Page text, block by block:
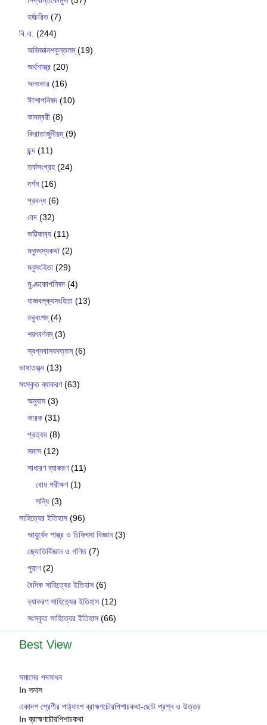
হর্ষচরিত(7)
বি.এ. (244)
অভিজ্ঞানশকুন্তলম্(19)
অর্থশাস্ত্র (20)
অলংকার (16)
ঈশোপনিষদ (10)
কাদম্বরী (8)
কিরাতার্জুনীয়ম্(9)
ছন্দ (11)
তর্কসংগ্রহ(24)
দর্শন(16)
প্রবন্ধ(6)
বেদ (32)
ভট্টিকাব‍্য (11)
মনুমৎস্যকথা (2)
মনুসংহিতা (29)
মুণ্ডকোপনিষদ (4)
যাজ্ঞবল্ক‍্যসংহিতা (13)
রঘুবংশম্(4)
শরৎবর্ণনম্(3)
স্বপ্নবাসবদত্তম্(6)
ভাষাতত্ত্ব (13)
সংস্কৃত ব্যাকরণ(63)
অনুবাদ (3)
কারক (31)
প্রত্যয় (8)
সমাস (12)
সাধারণ ব্যাকরণ(11)
বোধ পরীক্ষণ(1)
সন্ধি(3)
সাহিত্যের ইতিহাস (96)
আয়ুর্বেদ শাস্ত্র ও চিকিৎসা বিজ্ঞান(3)
জ্যোতির্বিজ্ঞান ও গণিত(7)
পুরাণ(2)
বৈদিক সাহিত্যের ইতিহাস (6)
ব‍্যাকরণ সাহিত‍্যের ইতিহাস (12)
সংস্কৃত সাহিত্যের ইতিহাস (66)
Best View
সমাসের পদসাধন
In সমাস
একাদশ শ্রেণীর পাঠ্যাংশ ব্রাহ্মণচৌরপিশাচকথা-ছোট প্রশ্ন ও উত্তর
In ব্রাহ্মণচৌরপিশাচকথা